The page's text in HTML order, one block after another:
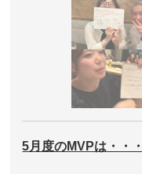
5月度のMVPは・・